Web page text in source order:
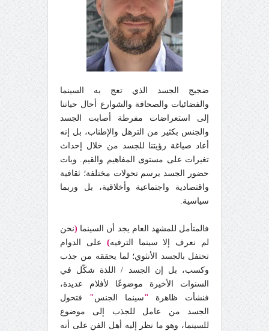
ضجيج الجسد الذي تعج به السينما
والفضائيات والصحافة والشوارع أحال حياتنا
إلى استعراضات مفرطة أصابت الجسد
والجنس بكثير من الترهل والإطناب، بل إنه
أعاد صياغة رؤيتنا للجسد من خلال إحداث
تغيرات على مستوى المفاهيم والقيم. وبات
حضور الجسد يرسم تحولات مختلفة؛ ثقافية
واقتصادية واجتماعية وأخلاقية، بل وربما
سياسية.
فالمتأمل للمشهد العام يجد أن السينما (نحن
لم نعرف إلا سينما الترفيه) على الدوام
تحتفل بالجسد الأنثوي؛ لما يحققه من جذب
وكسب، بل إن الجسد / اللذة شكّل في
السنوات الأخيرة موضوعًا لأفلام عديدة،
فنشأت ظاهرة "سينما الجنس" فتحول
الجسد من عامل للجذب إلى موضوع
للسينما، وهو ما نظر إليه أهل الفن على أنه